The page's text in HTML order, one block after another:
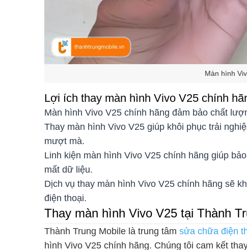
Màn hình
Lợi ích thay màn hình Vivo V25 chính
Màn hình Vivo V25 chính hãng đảm bảo chất
Thay màn hình Vivo V25 giúp khôi phục trải
mượt mà.
Linh kiện màn hình Vivo V25 chính hãng giúp
mất dữ liệu.
Dịch vụ thay màn hình Vivo V25 chính hãng sẽ
điện thoại.
Thay màn hình Vivo V25 tại Thành
Thành Trung Mobile là trung tâm sửa chữa điện
hình Vivo V25 chính hãng. Chúng tôi cam kết